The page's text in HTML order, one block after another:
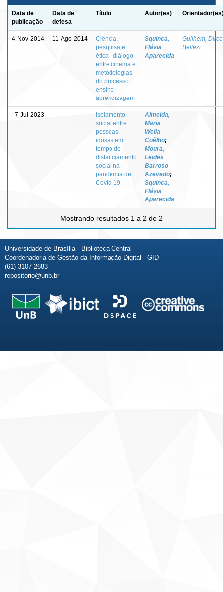
Data de
publicação
Data de
defesa
Título Autor(es) Orientador(es)
4-Nov-2014 11-Ago-2014
Ciência,
pesquisa e
ética : diálogo
entre cinema e
metodologias
do processo
ensino-
aprendizagem
Squinca,
Flávia
Aparecida
Guilhem, Dirce
Bellezi
7-Jul-2023 -
Isolamento
social entre
pessoas
idosas em
tempo de
distanciamento
social na
pandemia de
Covid-19
Almeida,
Maria
Weila
Coêlho;
Moura,
Leides
Barroso
Azevedo;
Squinca,
Flávia
Aparecida
-
Mostrando resultados 1 a 2 de 2
Universidade de Brasília - Biblioteca Central
Coordenadoria de Gestão da Informação Digital - GID
(61) 3107-2683
repositorio@unb.br